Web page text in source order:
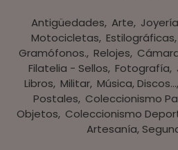
Antigüedades Arte Joyería
Motocicletas
Gramófonos. Relojes
Filatelia - Sellos Fotografía
Libros Militar Música, Discos...
Postales Coleccionismo
Objetos Coleccionismo
Artesanía,